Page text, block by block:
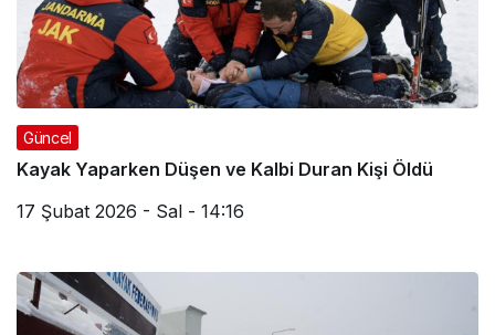
Güncel
Kayak Yaparken Düşen ve Kalbi Duran Kişi Öldü
17 Şubat 2026 - Sal - 14:16